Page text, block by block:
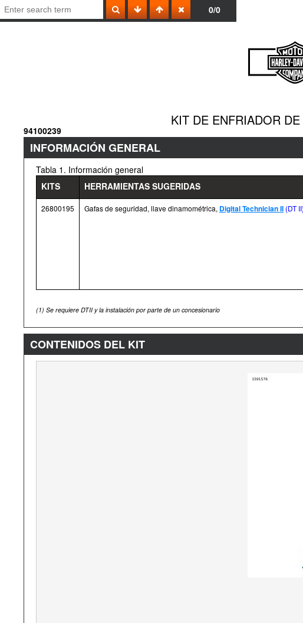
0/0
KIT DE ENFRIADOR
94100239
INFORMACIÓN GENERAL
Tabla 1. Información general
KITS
HERRAMIENTAS SUGERIDAS
26800195 Gafas de seguridad, llave dinamométrica, Digital Technician II (DT II)
(1) Se requiere DTII y la instalación por parte de un concesionario
CONTENIDOS DEL KIT